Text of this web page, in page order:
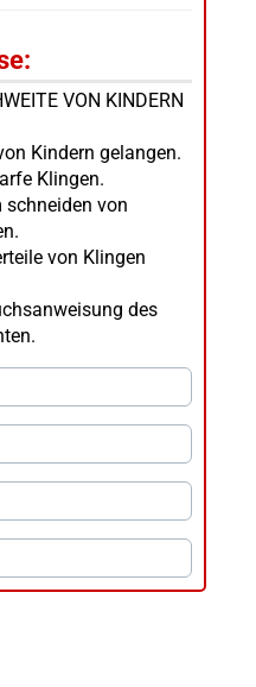
VON KINDERN
Kindern gelangen.
Klingen.
von
von Klingen
des